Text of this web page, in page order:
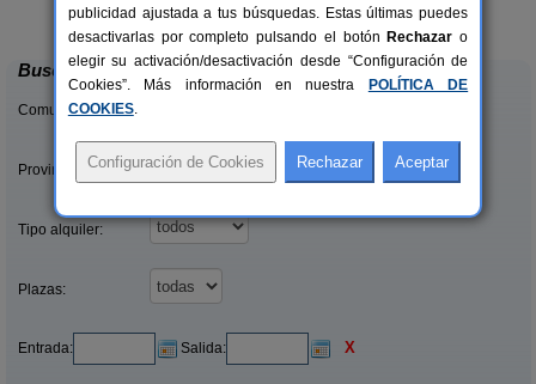
(Salamanca)
Buscar
Comunidades:
Provincias/Islas:
Tipo alquiler:
Plazas:
Entrada: Salida: X
publicidad ajustada a tus búsquedas. Estas últimas puedes
desactivarlas por completo pulsando el botón Rechazar o
elegir su activación/desactivación desde “Configuración de
Cookies”. Más información en nuestra
POLÍTICA DE
COOKIES.